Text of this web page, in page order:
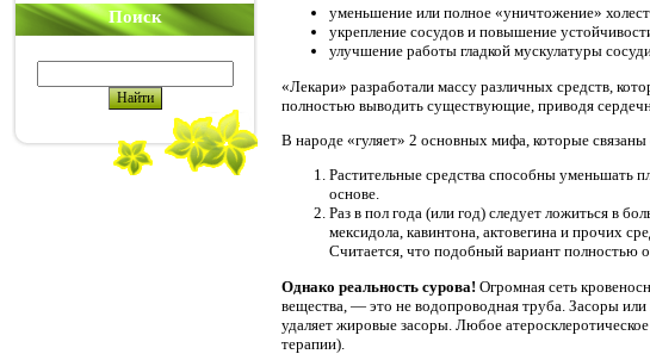
Поиск
уменьшение или полное «уничтожение»
укрепление сосудов и повышение
улучшение работы гладкой мускулатуры
«Лекари» разработали массу различных средств,
полностью выводить существующие, приводя
В народе «гуляет» 2 основных мифа, которые связаны
Растительные средства способны уменьшать
основе.
Раз в пол года (или год) следует ложиться в
мексидола, кавинтона, актовегина и прочих
Считается, что подобный вариант полностью
Однако реальность сурова! Огромная сеть
вещества, — это не водопроводная труба. Засоры
удаляет жировые засоры. Любое
терапии).